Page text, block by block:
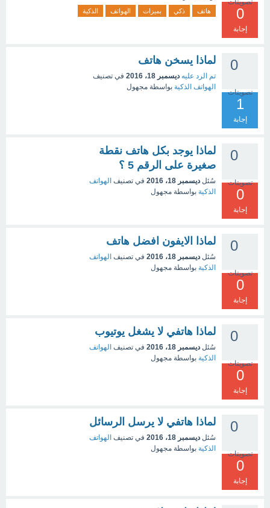
تصويتات
0
إجابة
هاتف ذكي بميزات الهواتف الذكية
0
تصويتات
1
إجابة
لماذا يسخن هاتف
تم الرد عليه ديسمبر 18، 2016
في تصنيف
الهواتف الذكية بواسطة مجهول
0
تصويتات
0
إجابة
لماذا يوجد بكل هاتف نقطة
صغيرة على الرقم 5 ؟
سُئل ديسمبر 18، 2016 في تصنيف الهواتف
الذكية بواسطة مجهول
0
تصويتات
0
إجابة
لماذا الايفون افضل هاتف
سُئل ديسمبر 18، 2016 في تصنيف الهواتف
الذكية بواسطة مجهول
0
تصويتات
0
إجابة
لماذا هاتفي لا يشغل يوتيوب
سُئل ديسمبر 18، 2016 في تصنيف الهواتف
الذكية بواسطة مجهول
0
تصويتات
0
إجابة
لماذا هاتفي لا يرسل الرسائل
سُئل ديسمبر 18، 2016 في تصنيف الهواتف
الذكية بواسطة مجهول